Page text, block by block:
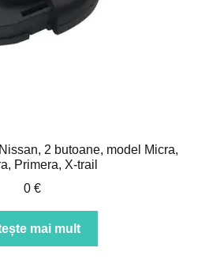
2 butoane, model Micra,
Primera, X-trail
0 €
mai mult